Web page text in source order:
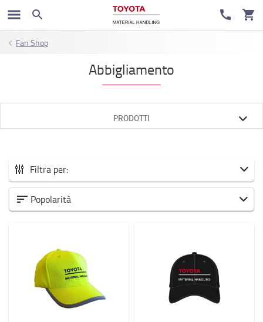
Fan Shop
Abbigliamento
PRODOTTI
Filtra per:
Tutti gli Accessori
Area di lavoro e magazzino
Batterie ed elettronica
Forche e prolunghe forche
Interni
Inverno
Popolarità